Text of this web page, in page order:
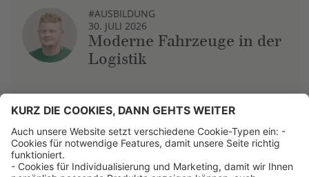
#AUSBILDUNG
30. JULI 2026
Moderne Fahrzeuge in der
Logistik